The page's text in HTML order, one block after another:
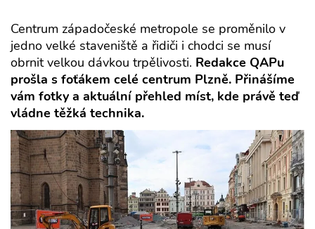
Centrum západočeské metropole se proměnilo v
jedno velké staveniště a řidiči i chodci se musí
obrnit velkou dávkou trpělivosti. Redakce QAPu
prošla s foťákem celé centrum Plzně. Přinášíme
vám fotky a aktuální přehled míst, kde právě teď
vládne těžká technika.